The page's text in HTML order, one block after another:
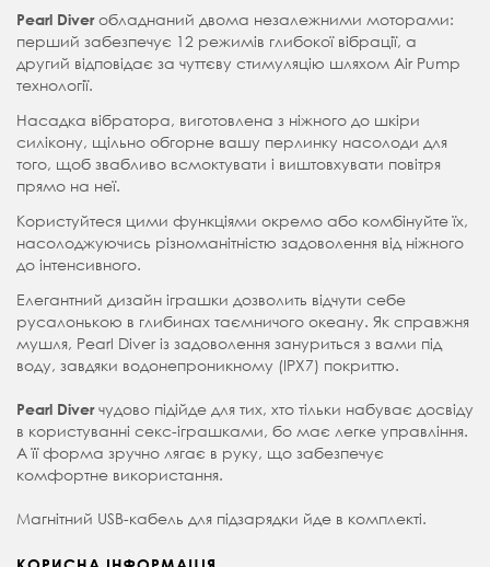
Pearl Diverобладнаний двома незалежними моторами:
перший забезпечує 12 режимів глибокої вібрації, а
другий відповідає за чуттєву стимуляцію шляхом Air Pump
технології.
Насадка вібратора, виготовлена з ніжного до шкіри
силікону, щільно обгорне вашу перлинку насолоди для
того, щоб звабливо всмоктувати і виштовхувати повітря
прямо на неї.
Користуйтеся цими функціями окремо або комбінуйте їх,
насолоджуючись різноманітністю задоволення від ніжного
до інтенсивного.
Елегантний дизайн іграшки дозволить відчути себе
русалонькою в глибинах таємничого океану. Як справжня
мушля, Pearl Diver із задоволення зануриться з вами під
воду, завдяки водонепроникному (IPX7) покриттю.
Pearl Diverчудово підійде для тих, хто тільки набуває досвіду
в користуванні секс-іграшками, бо має легке управління.
А її форма зручно лягає в руку, що забезпечує
комфортне використання.
Магнітний USB-кабель для підзарядки йде в комплекті.